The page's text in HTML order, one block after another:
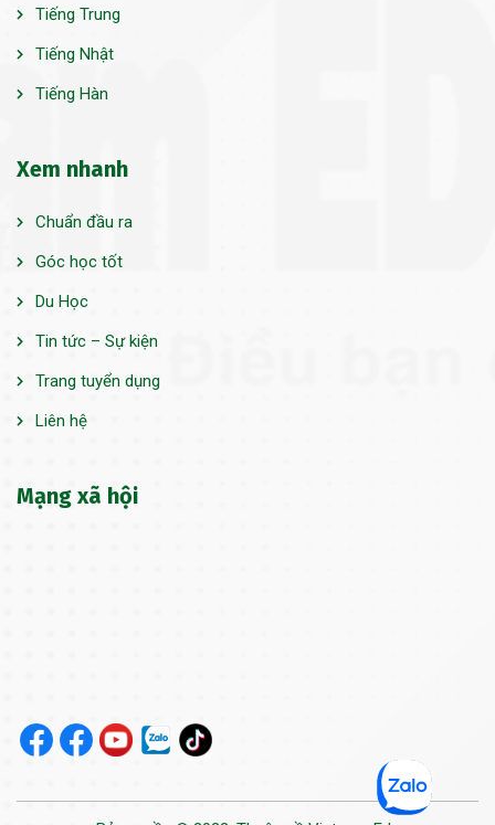
Tiếng Trung
Tiếng Nhật
Tiếng Hàn
Xem nhanh
Chuẩn đầu ra
Góc học tốt
Du Học
Tin tức – Sự kiện
Trang tuyển dụng
Liên hệ
Mạng xã hội